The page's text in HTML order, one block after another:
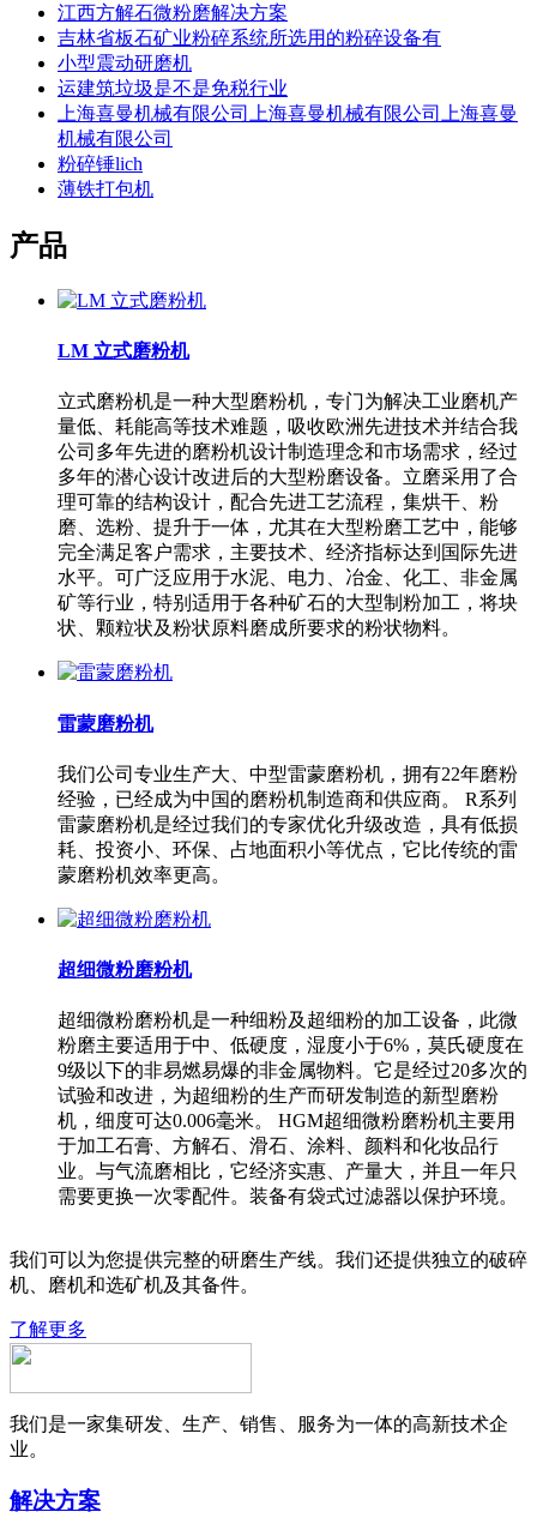
江西方解石微粉磨解决方案
吉林省板石矿业粉碎系统所选用的粉碎设备有
小型震动研磨机
运建筑垃圾是不是免税行业
上海喜曼机械有限公司上海喜曼机械有限公司上海喜曼
机械有限公司
粉碎锤lich
薄铁打包机
产品
LM 立式磨粉机
立式磨粉机是一种大型磨粉机，专门为解决工业磨机产
量低、耗能高等技术难题，吸收欧洲先进技术并结合我
公司多年先进的磨粉机设计制造理念和市场需求，经过
多年的潜心设计改进后的大型粉磨设备。立磨采用了合
理可靠的结构设计，配合先进工艺流程，集烘干、粉
磨、选粉、提升于一体，尤其在大型粉磨工艺中，能够
完全满足客户需求，主要技术、经济指标达到国际先进
水平。可广泛应用于水泥、电力、冶金、化工、非金属
矿等行业，特别适用于各种矿石的大型制粉加工，将块
状、颗粒状及粉状原料磨成所要求的粉状物料。
雷蒙磨粉机
我们公司专业生产大、中型雷蒙磨粉机，拥有22年磨粉
经验，已经成为中国的磨粉机制造商和供应商。 R系列
雷蒙磨粉机是经过我们的专家优化升级改造，具有低损
耗、投资小、环保、占地面积小等优点，它比传统的雷
蒙磨粉机效率更高。
超细微粉磨粉机
超细微粉磨粉机是一种细粉及超细粉的加工设备，此微
粉磨主要适用于中、低硬度，湿度小于6%，莫氏硬度在
9级以下的非易燃易爆的非金属物料。它是经过20多次的
试验和改进，为超细粉的生产而研发制造的新型磨粉
机，细度可达0.006毫米。 HGM超细微粉磨粉机主要用
于加工石膏、方解石、滑石、涂料、颜料和化妆品行
业。与气流磨相比，它经济实惠、产量大，并且一年只
需要更换一次零配件。装备有袋式过滤器以保护环境。
我们可以为您提供完整的研磨生产线。我们还提供独立的破碎
机、磨机和选矿机及其备件。
了解更多
我们是一家集研发、生产、销售、服务为一体的高新技术企
业。
解决方案